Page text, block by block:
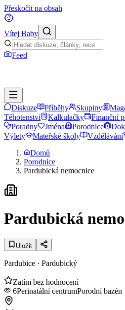
Přeskočit na obsah
Vítej Baby
Feed
Diskuze Příběhy Skupiny
Těhotenství
Kalkulačky Finanční
Poradny
Jména Porodnice
Výlety
Mateřské školy Vzdělávání
Domů
Porodnice
Pardubická nemocnice
Pardubická
Uložit
Pardubice · Pardubický
Zatím bez hodnocení
6Perinatální centrumPorodní bazén